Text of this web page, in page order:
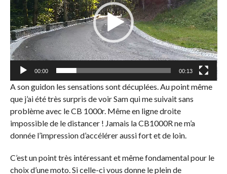
00:00 00:13
A son guidon les sensations sont décuplées. Au point même
que j’ai été très surpris de voir Sam qui me suivait sans
problème avec le CB 1000r. Même en ligne droite
impossible de le distancer ! Jamais la CB1000R ne m’a
donnée l’impression d’accélérer aussi fort et de loin.
C’est un point très intéressant et même fondamental pour le
choix d’une moto. Si celle-ci vous donne le plein de